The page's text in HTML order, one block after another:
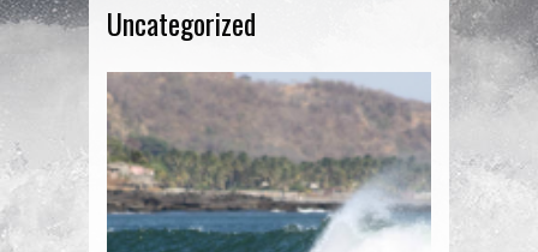
Uncategorized